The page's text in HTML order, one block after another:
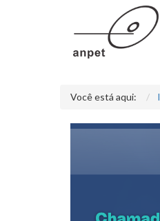
Você está aqui: